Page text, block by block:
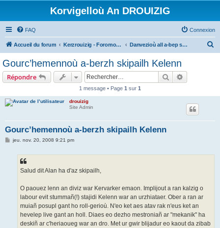
Korvigelloù An DROUIZIG
FAQ Connexion
Accueil du forum Kerzrouizig - Foromoù An Drouizig Danvezioù all a-bep seurt
Gourc’hemennoù a-berzh skipailh Kelenn
Répondre Rechercher
1 message • Page 1 sur 1
drouizig
Site Admin
Gourc’hemennoù a-berzh skipailh Kelenn
Mjeu. nov. 20, 2008 9:21 pm
Salud dit Alan ha d'az skipailh,
O paouez lenn an diviz war Kervarker emaon. Implijout a ran kalzig o
labour evit stummañ(!) stajidi Kelenn war an urzhiataer. Ober a ran ar
muiañ posupl gant ho roll-gerioù. N'eo ket aes atav rak n'eus ket an
hevelep live gant an holl. Diaes eo dezho mestroniañ ar "mekanik" ha
deskiñ ar c'heriaoueg war an dro. Met ur gwir blijadur eo kaout da zibab